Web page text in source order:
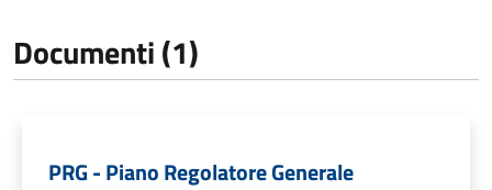
Documenti (1)
PRG - Piano Regolatore Generale